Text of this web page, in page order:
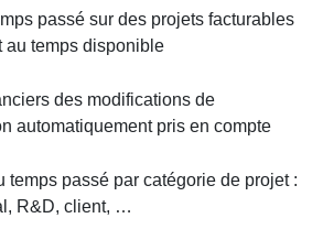
passé sur des projets facturables
au temps disponible
des modifications de
automatiquement pris en compte
temps passé par catégorie de projet :
R&D, client, …